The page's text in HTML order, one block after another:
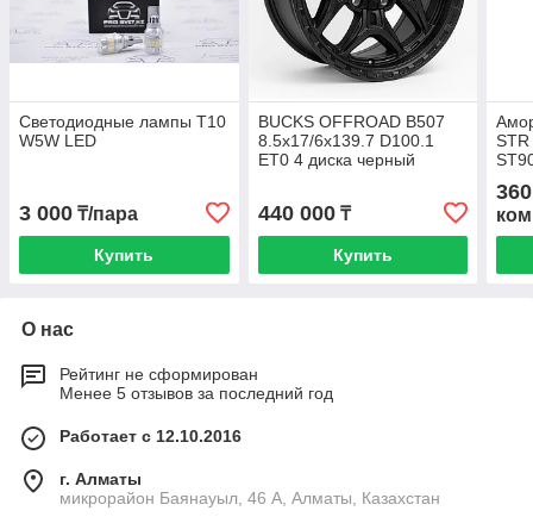
Светодиодные лампы T10
W5W LED
3 000 ₸/пара
Купить
BUCKS OFFROAD B507
8.5x17/6x139.7 D100.1
ET0 4 диска черный
440 000₸
Купить
О нас
Рейтинг не сформирован
Менее 5 отзывов за последний год
Работает с 12.10.2016
г. Алматы
микрорайон Баянауыл, 46 А, Алматы, Казахстан